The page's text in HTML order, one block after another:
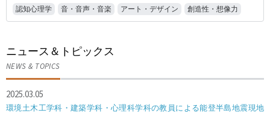
認知心理学 音・音声・音楽 アート・デザイン 創造性・想像力
ニュース＆トピックス
NEWS & TOPICS
2025.03.05
環境土木工学科・建築学科・心理科学科の教員による能登半島地震現地